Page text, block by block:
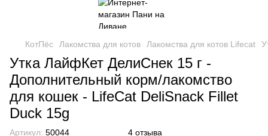
КотПёс Лакомства для котов Лакомства для котов Lifecat
Утка ЛайфКет ДелиСнек 15 г -
Дополнительный корм/лакомство
для кошек - LifeCat DeliSnack Fillet
Duck 15g
Артикул: 50044 4 отзыва